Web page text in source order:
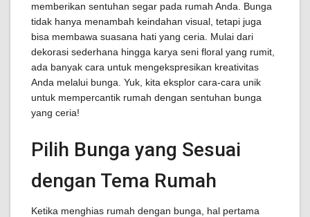
memberikan sentuhan segar pada rumah Anda. Bunga
tidak hanya menambah keindahan visual, tetapi juga
bisa membawa suasana hati yang ceria. Mulai dari
dekorasi sederhana hingga karya seni floral yang rumit,
ada banyak cara untuk mengekspresikan kreativitas
Anda melalui bunga. Yuk, kita eksplor cara-cara unik
untuk mempercantik rumah dengan sentuhan bunga
yang ceria!
Pilih Bunga yang Sesuai
dengan Tema Rumah
Ketika menghias rumah dengan bunga, hal pertama